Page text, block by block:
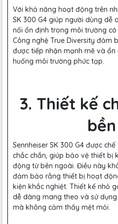
Với khả năng hoạt động trên
SK 300 G4 giúp người dùng
nối ổn định trong môi trường
Công nghệ True Diversity đảm
được tiếp nhận mạnh mẽ và
huống môi trường phức tạp.
3. Thiết kế
Sennheiser SK 300 G4 được
chắc chắn, giúp bảo vệ thiết bị
động từ bên ngoài. Điều này
đảm bảo rằng thiết bị hoạt
kiện khắc nghiệt. Thiết kế nhỏ
dễ dàng mang theo và sử
mà không cảm thấy mệt mỏi.